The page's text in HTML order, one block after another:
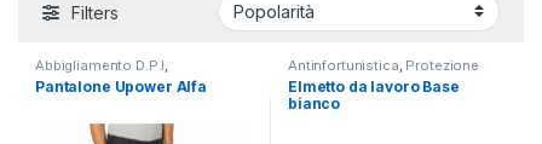
Filters
Abbigliamento D.P.I
Antinfortunistica
Pantalone Upower Alfa
Antinfortunistica Protezione
Testa e viso
Elmetto da lavoro Base
bianco